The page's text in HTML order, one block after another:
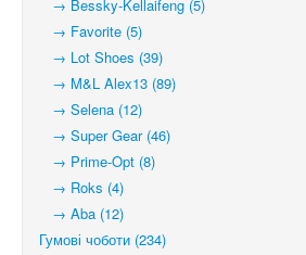
→ Bessky-Kellaifeng (5)
→ Favorite (5)
→ Lot Shoes (39)
→ M&L Alex13 (89)
→ Selena (12)
→ Super Gear (46)
→ Prime-Opt (8)
→ Roks (4)
→ Aba (12)
Гумові чоботи (234)